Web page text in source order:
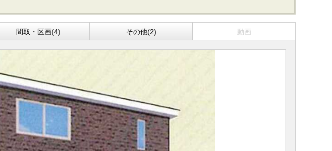
間取・区画(4) その他(2) 動画